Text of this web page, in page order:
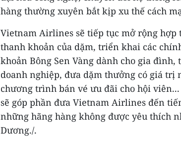
hàng thường xuyên bắt kịp xu thế cách
Vietnam Airlines sẽ tiếp tục mở rộng
thanh khoản của dặm, triển khai các
khoản Bông Sen Vàng dành cho gia đình,
doanh nghiệp, đưa dặm thưởng có giá trị
chương trình bán vé ưu đãi cho hội
sẽ góp phần đưa Vietnam Airlines đến
những hãng hàng không được yêu thích
Dương./.